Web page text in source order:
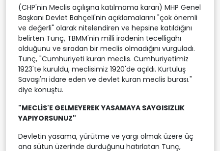
(CHP'nin Meclis açılışına katılmama kararı) MHP Genel
Başkanı Devlet Bahçeli'nin açıklamalarını "çok önemli
ve değerli" olarak nitelendiren ve hepsine katıldığını
belirten Tunç, TBMM'nin milli iradenin tecelligahı
olduğunu ve sıradan bir meclis olmadığını vurguladı.
Tunç, "Cumhuriyeti kuran meclis. Cumhuriyetimiz
1923'te kuruldu, meclisimiz 1920'de açıldı. Kurtuluş
Savaşı'nı idare eden ve devlet kuran meclis burası."
diye konuştu.
"MECLİS'E GELMEYEREK YASAMAYA SAYGISIZLIK
YAPIYORSUNUZ"
Devletin yasama, yürütme ve yargı olmak üzere üç
ana sütun üzerinde durduğunu hatırlatan Tunç,